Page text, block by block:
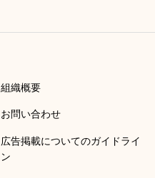
組織概要
お問い合わせ
広告掲載についてのガイドライ
ン